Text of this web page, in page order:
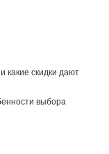
какие скидки дают
выбора